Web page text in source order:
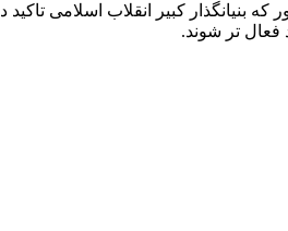
بنیانگذار کبیر انقلاب اسلامی
تر شوند.